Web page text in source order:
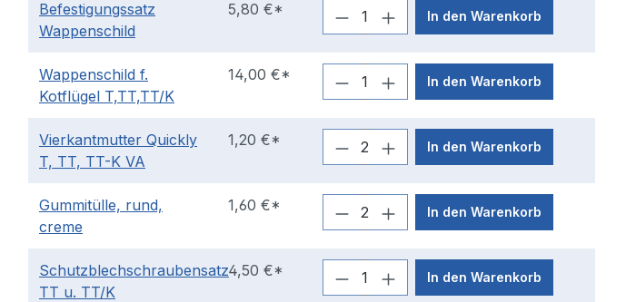
Befestigungssatz
Wappenschild
5,80 €* In den Warenkorb
Wappenschild f.
Kotflügel T,TT,TT/K
14,00 €* In den Warenkorb
Vierkantmutter Quickly
T, TT, TT-K VA
1,20 €* In den Warenkorb
Gummitülle, rund,
creme
1,60 €* In den Warenkorb
Schutzblechschraubensatz
TT u. TT/K
4,50 €* In den Warenkorb